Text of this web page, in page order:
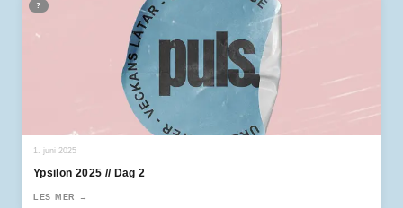
?
1. juni 2025
Ypsilon 2025 // Dag 2
LES MER →